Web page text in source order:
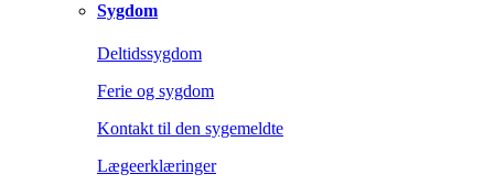
Sygdom
Deltidssygdom
Ferie og sygdom
Kontakt til den sygemeldte
Lægeerklæringer